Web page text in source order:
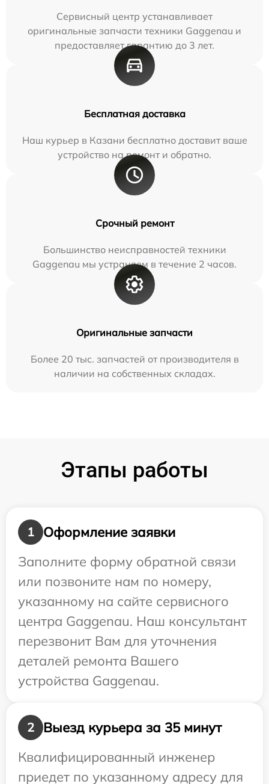
Сервисный центр устанавливает
оригинальные запчасти техники Gaggenau и
предоставляет гарантию до 3 лет.
Бесплатная доставка
Наш курьер в Казани бесплатно доставит ваше
устройство на ремонт и обратно.
Срочный ремонт
Большинство неисправностей техники
Gaggenau мы устраняем в течение 2 часов.
Оригинальные запчасти
Более 20 тыс. запчастей от производителя в
наличии на собственных складах.
Этапы работы
1
Оформление заявки
Заполните форму обратной связи
или позвоните нам по номеру,
указанному на сайте сервисного
центра Gaggenau. Наш консультант
перезвонит Вам для уточнения
деталей ремонта Вашего
устройства Gaggenau.
2
Выезд курьера за 35 минут
Квалифицированный инженер
приедет по указанному адресу для